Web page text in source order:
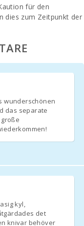
für den
dies zum Zeitpunkt der
Euro.
ein Hochstuhl werden
der Preis 38 Euro pro
sich an die Rezeption
wunderschönen
das separate
kyl,
det
knivar behöver